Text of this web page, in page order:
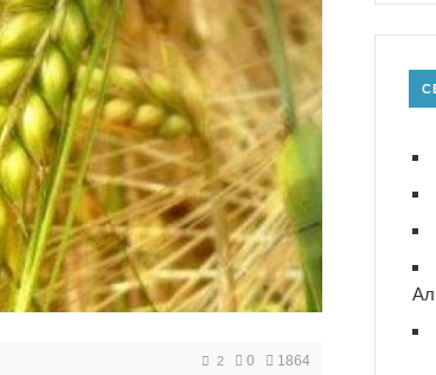
2 0 1864